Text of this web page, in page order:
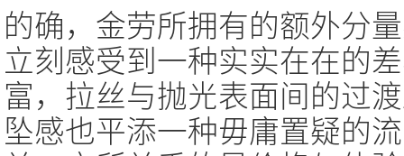
的确，金劳所拥有的额外分
立刻感受到一种实实在在的
富，拉丝与抛光表面间的过
坠感也平添一种毋庸置疑的